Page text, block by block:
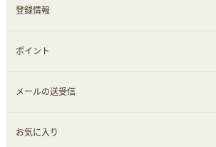
登録情報
ポイント
メールの送受信
お気に入り